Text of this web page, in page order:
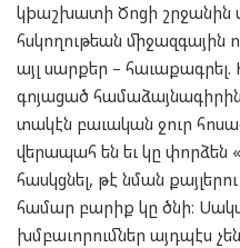
կþաշխատի Ծոցի շրջանին
հսկողութեան միջազգային
այլ սարքեր –
գոյացած համաձայնագիրին
տակէն բաւական ջուր
վերապահ են եւ կը փորձեն
հասկցնել, թէ նման
համար բարիք կը ծնի։
խմբաւորումներ այդպէս